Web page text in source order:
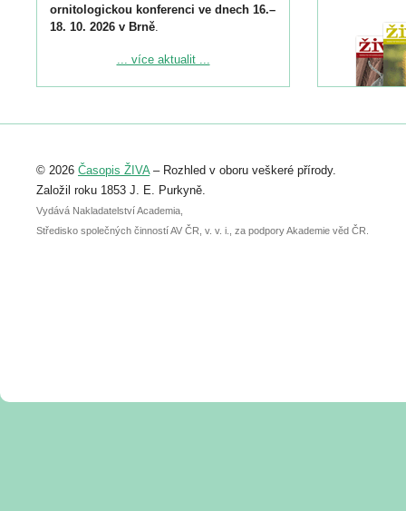
ornitologickou konferenci ve dnech 16.–
18. 10. 2026 v Brně.
Podrobnější informace ke konferenci
Registrovat se můžete do 6. září.
abstraktu přihlášené přednášky nebo
posteru je už 30. června.
... více aktualit ...
© 2026 Časopis ŽIVA– Rozhled v oboru veškeré přírody.
Založil roku 1853 J. E. Purkyně.
Vydává Nakladatelství Academia,
Středisko společných činností AV ČR, v. v. i., za podpory Akademie věd ČR.